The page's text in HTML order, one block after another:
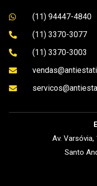
 (11) 94447-4840
 (11) 3370-3077
 (11) 3370-3003


Av.
Santo